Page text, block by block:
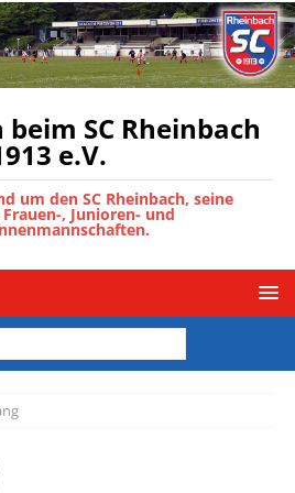
SC Rheinbach
e.V.
um den SC Rheinbach, seine
, Junioren- und